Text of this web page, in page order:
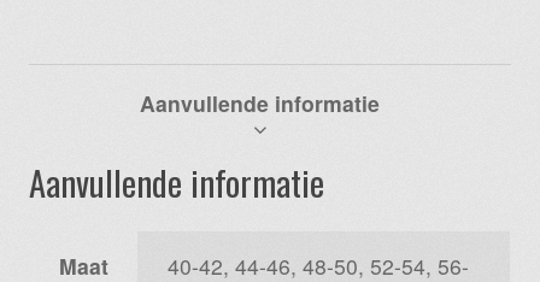
Aanvullende informatie
Aanvullende informatie
Maat
40-42, 44-46, 48-50, 52-54, 56-